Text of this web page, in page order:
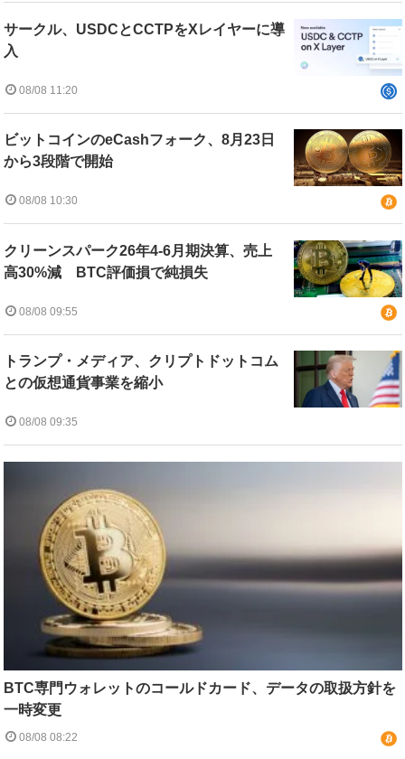
サークル、USDCとCCTPをXレイヤーに導
入
08/08 11:20
ビットコインのeCashフォーク、8月23日
から3段階で開始
08/08 10:30
クリーンスパーク26年4-6月期決算、売上
高30%減 BTC評価損で純損失
08/08 09:55
トランプ・メディア、クリプトドットコム
との仮想通貨事業を縮小
08/08 09:35
BTC専門ウォレットのコールドカード、データの取扱方針を
一時変更
08/08 08:22